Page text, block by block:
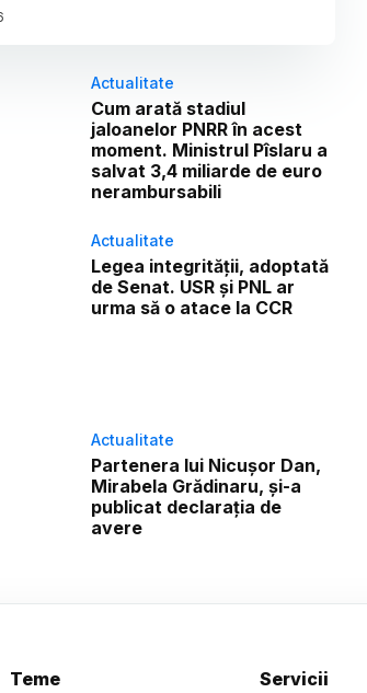
Actualitate
Cum arată stadiul
jaloanelor PNRR în acest
moment. Ministrul Pîslaru a
salvat 3,4 miliarde de euro
nerambursabili
Actualitate
Legea integrității, adoptată
de Senat. USR și PNL ar
urma să o atace la CCR
Actualitate
Partenera lui Nicușor Dan,
Mirabela Grădinaru, și-a
publicat declarația de
avere
Teme Servicii